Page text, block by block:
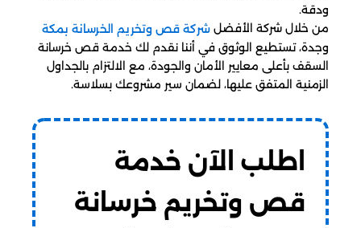
ودقة.
من خلال شركة الأفضل شركة قص وتخريم الخرسانة بمكة
وجدة، تستطيع الوثوق في أننا نقدم لك خدمة قص خرسانة
السقف بأعلى معايير الأمان والجودة، مع الالتزام بالجداول
الزمنية المتفق عليها، لضمان سير مشروعك بسلاسة.
اطلب الآن خدمة
قص وتخريم خرسانة